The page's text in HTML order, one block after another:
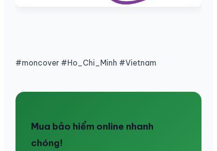
#moncover #Ho_Chi_Minh #Vietnam
Mua bảo hiểm online nhanh
chóng!